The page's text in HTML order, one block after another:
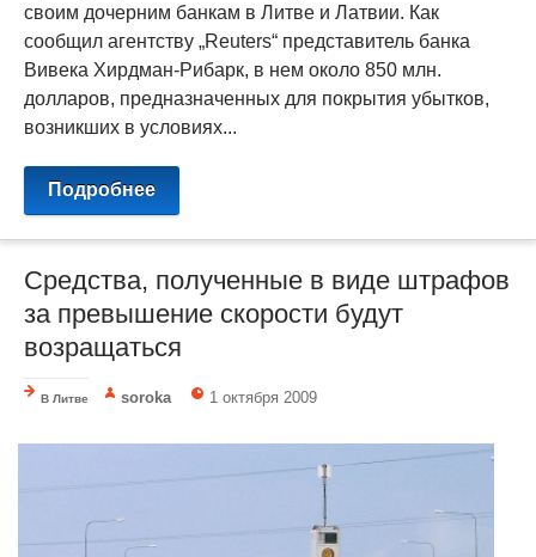
своим дочерним банкам в Литве и Латвии. Как
сообщил агентству „Reuters“ представитель банка
Вивека Хирдман-Рибарк, в нем около 850 млн.
долларов, предназначенных для покрытия убытков,
возникших в условиях...
Подробнее
Средства, полученные в виде штрафов
за превышение скорости будут
возращаться
В Литве soroka 1 октября 2009